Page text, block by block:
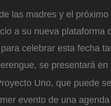
las madres y el
a su nueva plataforma
celebrar esta fecha
se presentará
Uno, que puede
evento de una